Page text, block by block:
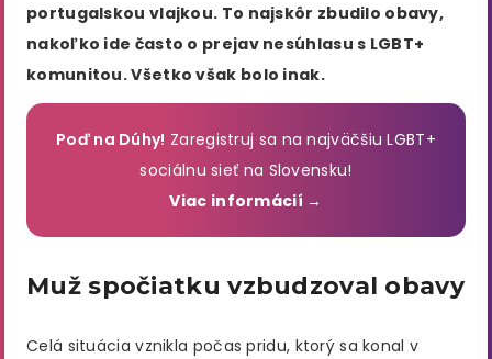
portugalskou vlajkou. To najskôr zbudilo obavy,
nakoľko ide často o prejav nesúhlasu s LGBT+
komunitou. Všetko však bolo inak.
Poď na Dúhy! Zaregistruj sa na najväčšiu LGBT+
sociálnu sieť na Slovensku!
Viac informácií →
Muž spočiatku vzbudzoval obavy
Celá situácia vznikla počas pridu, ktorý sa konal v